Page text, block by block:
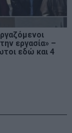
εργασία» –
εδώ και 4